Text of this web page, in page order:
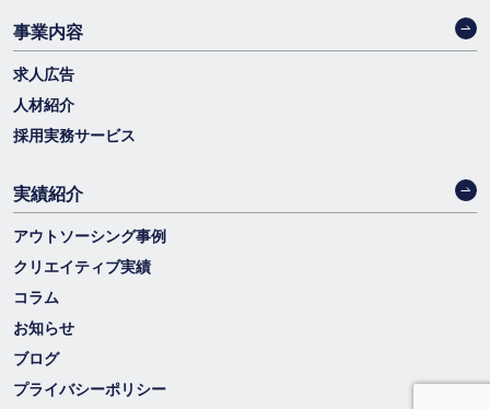
事業内容
求人広告
人材紹介
採用実務サービス
実績紹介
アウトソーシング事例
クリエイティブ実績
コラム
お知らせ
ブログ
プライバシーポリシー